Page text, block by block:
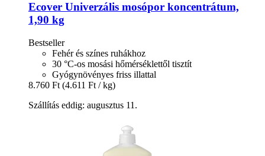
Ecover Univerzális mosópor koncentrátum,
1,90 kg
Bestseller
Fehér és színes ruhákhoz
30 °C-os mosási hőmérséklettől tisztít
Gyógynövényes friss illattal
8.760 Ft (4.611 Ft / kg)
Szállítás eddig: augusztus 11.